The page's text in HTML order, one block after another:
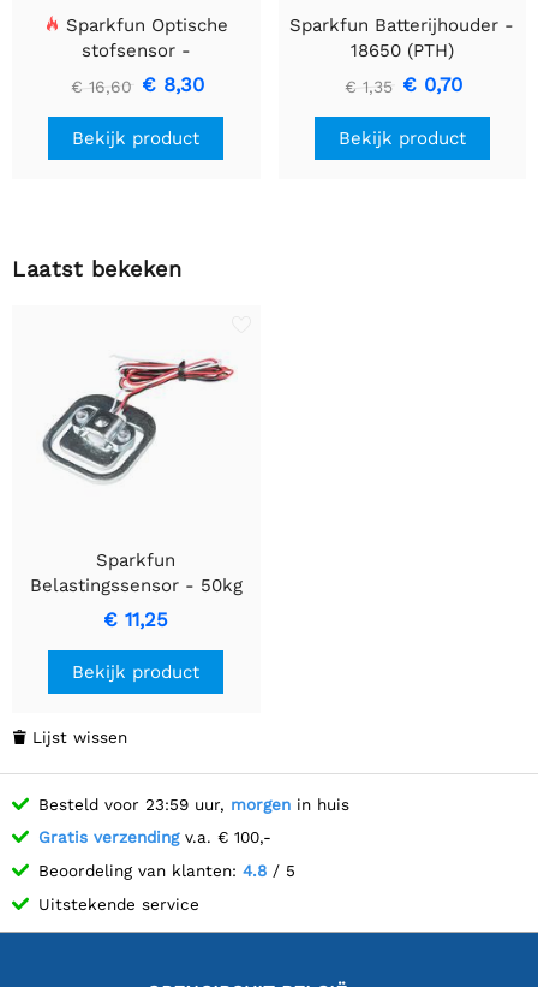
Sparkfun Optische
stofsensor -
GP2Y1010AU0F
€ 16,60 € 8,30
Bekijk product
Sparkfun Batterijhouder -
18650 (PTH)
€ 1,35 € 0,70
Bekijk product
Laatst bekeken
Sparkfun
Belastingssensor - 50kg
(generiek)
€ 11,25
Bekijk product
 Lijst wissen
Besteld voor 23:59 uur, morgen in huis
Gratis verzendingv.a. € 100,-
Beoordeling van klanten: 4.8 / 5
Uitstekende service